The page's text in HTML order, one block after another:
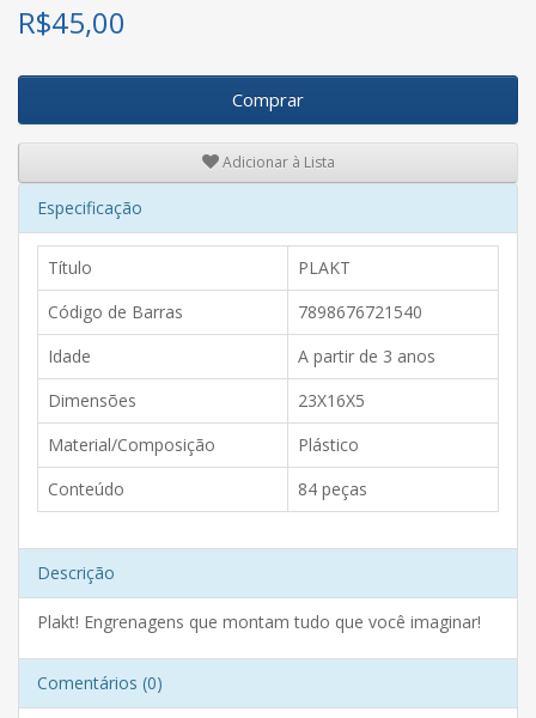
R$45,00
Comprar
Adicionar à Lista
Especificação
Título
PLAKT
Código de Barras
7898676721540
Idade
A partir de 3 anos
Dimensões
23X16X5
Material/Composição
Plástico
Conteúdo
84 peças
Descrição
Plakt! Engrenagens que montam tudo que você imaginar!
Comentários (0)